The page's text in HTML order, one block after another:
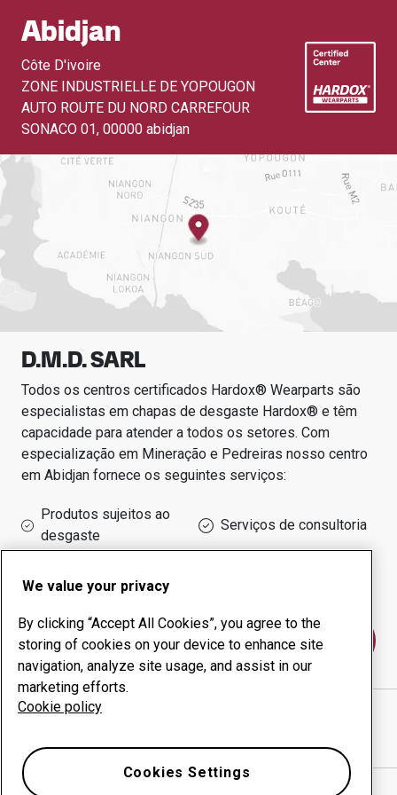
Abidjan
Côte D'ivoire
ZONE INDUSTRIELLE DE YOPOUGON
AUTO ROUTE DU NORD CARREFOUR
SONACO 01, 00000 abidjan
D.M.D. SARL
Todos os centros certificados Hardox® Wearparts são
especialistas em chapas de desgaste Hardox® e têm
capacidade para atender a todos os setores. Com
especialização em Mineração e Pedreiras nosso centro
em Abidjan fornece os seguintes serviços:
Produtos sujeitos ao
desgaste
Serviços de consultoria
de funcionamento
Fale conosco
D.M.D. SARL
We value your privacy
By clicking “Accept All Cookies”, you agree to the
storing of cookies on your device to enhance site
navigation, analyze site usage, and assist in our
marketing efforts.
Cookie policy
Cookies Settings